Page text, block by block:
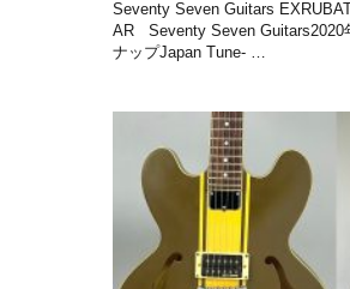
Seventy Seven Guitars
AR Seventy Seven Guitars2020
ナップJapan Tune- …